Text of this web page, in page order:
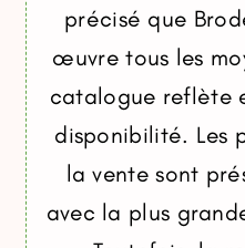
précisé que
œuvre tous les
catalogue reflète
disponibilité. Les
la vente sont
avec la plus